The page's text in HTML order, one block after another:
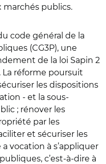
marchés publics.
code général de la
(CG3P), une
de la loi Sapin 2
réforme poursuit
les dispositions
- et la sous-
; rénover les
par les
et sécuriser les
vocation à s’appliquer
c’est-à-dire à